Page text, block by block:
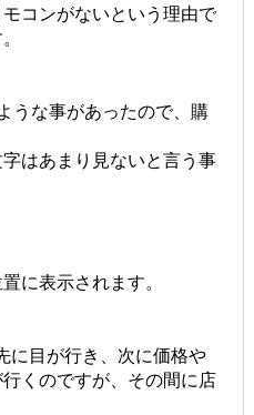
コンがないという理由で
うな事があったので、購
はあまり見ないと言う事
に表示されます。
に目が行き、次に価格や
くのですが、その間に店